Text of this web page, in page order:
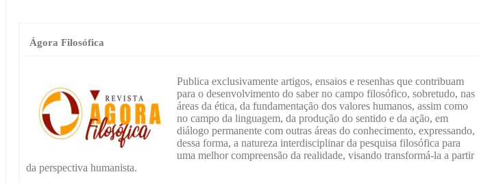
Ágora Filosófica
Publica exclusivamente artigos, ensaios e resenhas que contribuam
para o desenvolvimento do saber no campo filosófico, sobretudo, nas
áreas da ética, da fundamentação dos valores humanos, assim como
no campo da linguagem, da produção do sentido e da ação, em
diálogo permanente com outras áreas do conhecimento, expressando,
dessa forma, a natureza interdisciplinar da pesquisa filosófica para
uma melhor compreensão da realidade, visando transformá-la a partir
da perspectiva humanista.